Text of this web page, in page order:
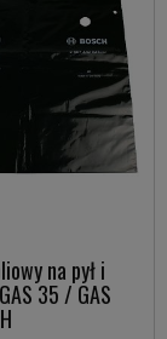
na pył i
35 / GAS